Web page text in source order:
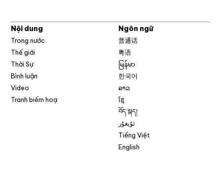
Nội dung
Trong nước
Thế giới
Thời Sự
Bình luận
Video
Tranh biếm hoạ
Ngôn ngữ
普通话
粤语
မြန်မာ
한국어
ລາວ
ខ្មែ
བོད་སྐད།
ئۇيغۇر
Tiếng Việt
English